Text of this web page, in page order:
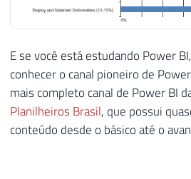
E se você está estudando Power
conhecer o canal pioneiro de
mais completo canal de Power BI
Planilheiros Brasil, que possui
conteúdo desde o básico até o